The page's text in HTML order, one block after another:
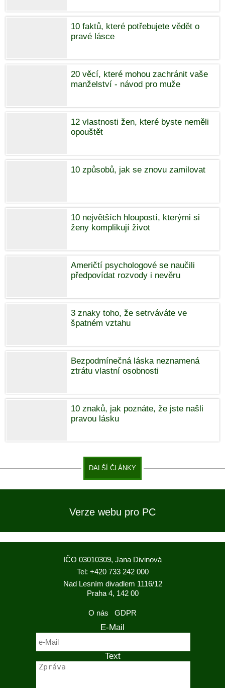
10 faktů, které potřebujete vědět o
pravé lásce
20 věcí, které mohou zachránit vaše
manželství - návod pro muže
12 vlastnosti žen, které byste neměli
opouštět
10 způsobů, jak se znovu zamilovat
10 největších hloupostí, kterými si
ženy komplikují život
Američtí psychologové se naučili
předpovídat rozvody i nevěru
3 znaky toho, že setrváváte ve
špatném vztahu
Bezpodmínečná láska neznamená
ztrátu vlastní osobnosti
10 znaků, jak poznáte, že jste našli
pravou lásku
DALŠÍ ČLÁNKY
Verze webu pro PC
IČO 03010309, Jana Divinová
Tel: +420 733 242 000
Nad Lesním divadlem 1116/12
Praha 4, 142 00
O nás GDPR
E-Mail
Text